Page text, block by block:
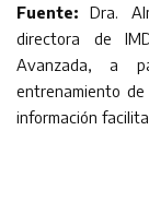
Fuente: Dra.
directora de
Avanzada, a
entrenamiento
información